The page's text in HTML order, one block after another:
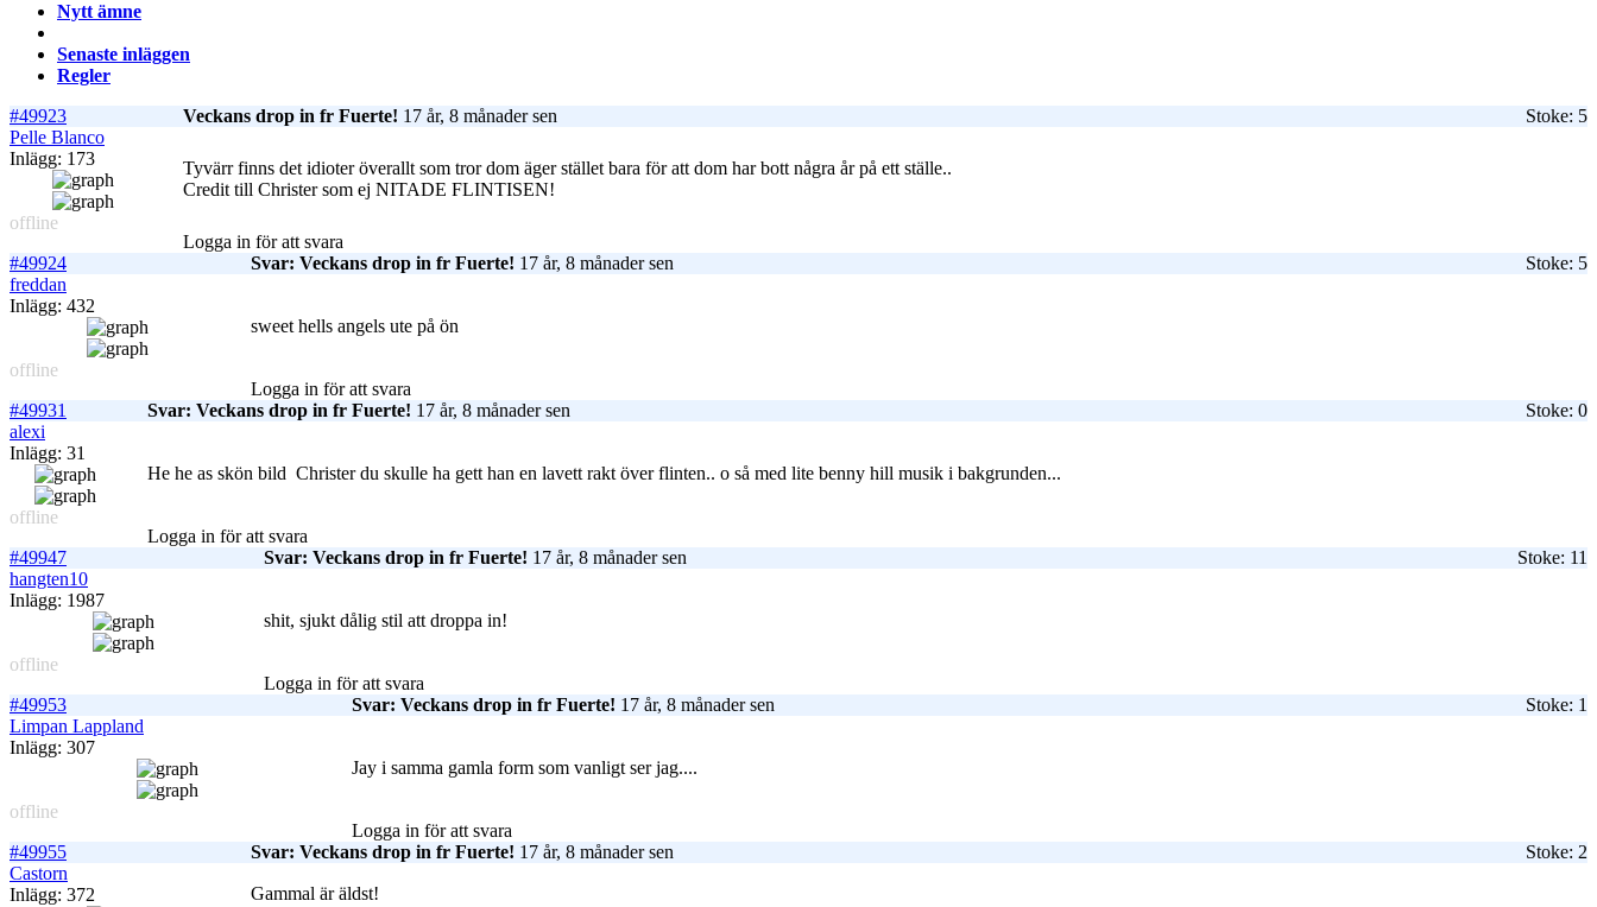
Nytt ämne
Senaste inläggen
Regler
#49923
Veckans drop in fr Fuerte! 17 år, 8 månader sen
Stoke: 5
Pelle Blanco
Inlägg: 173
offline
Tyvärr finns det idioter överallt som tror dom äger stället bara för att dom har bott några år på ett ställe..
Credit till Christer som ej NITADE FLINTISEN!
Logga in för att svara
#49924
Svar: Veckans drop in fr Fuerte! 17 år, 8 månader sen
Stoke: 5
freddan
Inlägg: 432
offline
sweet hells angels ute på ön
Logga in för att svara
#49931
Svar: Veckans drop in fr Fuerte! 17 år, 8 månader sen
Stoke: 0
alexi
Inlägg: 31
offline
He he as skön bild Christer du skulle ha gett han en lavett rakt över flinten.. o så med lite benny hill musik i bakgrunden...
Logga in för att svara
#49947
Svar: Veckans drop in fr Fuerte! 17 år, 8 månader sen
Stoke: 11
hangten10
Inlägg: 1987
offline
shit, sjukt dålig stil att droppa in!
Logga in för att svara
#49953
Svar: Veckans drop in fr Fuerte! 17 år, 8 månader sen
Stoke: 1
Limpan Lappland
Inlägg: 307
offline
Jay i samma gamla form som vanligt ser jag....
Logga in för att svara
#49955
Svar: Veckans drop in fr Fuerte! 17 år, 8 månader sen
Stoke: 2
Castorn
Inlägg: 372
Gammal är äldst!